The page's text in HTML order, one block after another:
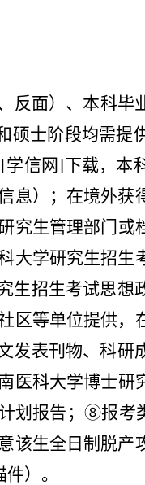
面）、本科毕
士阶段均需提
信网]下载，本
息）；在境外
究生管理部门或
大学研究生招
生招生考试思
区等单位提供，
发表刊物、科研
南医科大学博士
划报告； ⑧报考
该生全日制脱
）。